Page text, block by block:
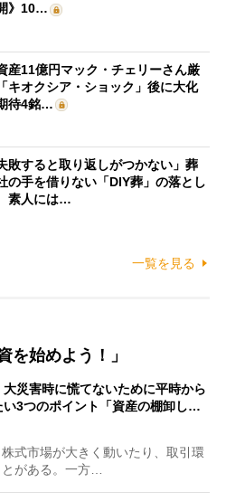
》10…
資産11億円マック・チェリーさん厳
キオクシア・ショック」後に大化
待4銘…
敗すると取り返しがつかない」葬
の手を借りない「DIY葬」の落とし
素人には…
一覧を見る
を始めよう！」
大災害時に慌てないために平時から
い3つのポイント「資産の棚卸し…
式市場が大きく動いたり、取引環
がある。一方…